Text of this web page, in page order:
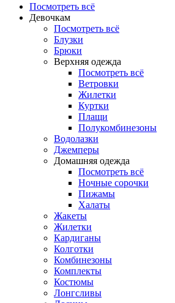
Посмотреть всё
Девочкам
Посмотреть всё
Блузки
Брюки
Верхняя одежда
Посмотреть всё
Ветровки
Жилетки
Куртки
Плащи
Полукомбинезоны
Водолазки
Джемперы
Домашняя одежда
Посмотреть всё
Ночные сорочки
Пижамы
Халаты
Жакеты
Жилетки
Кардиганы
Колготки
Комбинезоны
Комплекты
Костюмы
Лонгсливы